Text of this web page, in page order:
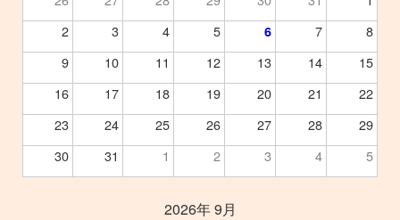
2
3 4 5 6 7
8
9
10 11 12 13 14
15
16
17 18 19 20 21
22
23
24 25 26 27 28
29
30
31 1 2 3 4 5
2026年 9月